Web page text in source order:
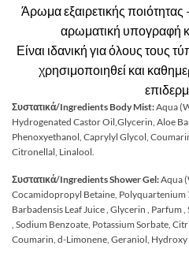
Άρωμα εξαιρετικής
αρωματική υπογραφή
Είναι ιδανική για όλους τους
χρησιμοποιηθεί και
Συστατικά/Ingredients Body Mist:Aqua
Hydrogenated Castor Oil,Glycerin, Aloe
Phenoxyethanol, Caprylyl Glycol,
Citronellal, Linalool.
Συστατικά/Ingredients Shower Gel:Aqua
Cocamidopropyl Betaine, Polyquartenium
Barbadensis Leaf Juice , Glycerin , Parfum
, Sodium Benzoate, Potassium Sorbate,
Coumarin, d-Limonene, Geraniol, Hydroxy